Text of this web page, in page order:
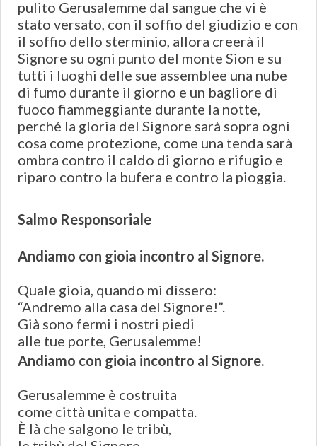
pulito Gerusalemme dal sangue che vi è
stato versato, con il soffio del giudizio e con
il soffio dello sterminio, allora creerà il
Signore su ogni punto del monte Sion e su
tutti i luoghi delle sue assemblee una nube
di fumo durante il giorno e un bagliore di
fuoco fiammeggiante durante la notte,
perché la gloria del Signore sarà sopra ogni
cosa come protezione, come una tenda sarà
ombra contro il caldo di giorno e rifugio e
riparo contro la bufera e contro la pioggia.
Salmo Responsoriale
Andiamo con gioia incontro al Signore.
Quale gioia, quando mi dissero:
“Andremo alla casa del Signore!”.
Già sono fermi i nostri piedi
alle tue porte, Gerusalemme!
Andiamo con gioia incontro al Signore.
Gerusalemme è costruita
come città unita e compatta.
È là che salgono le tribù,